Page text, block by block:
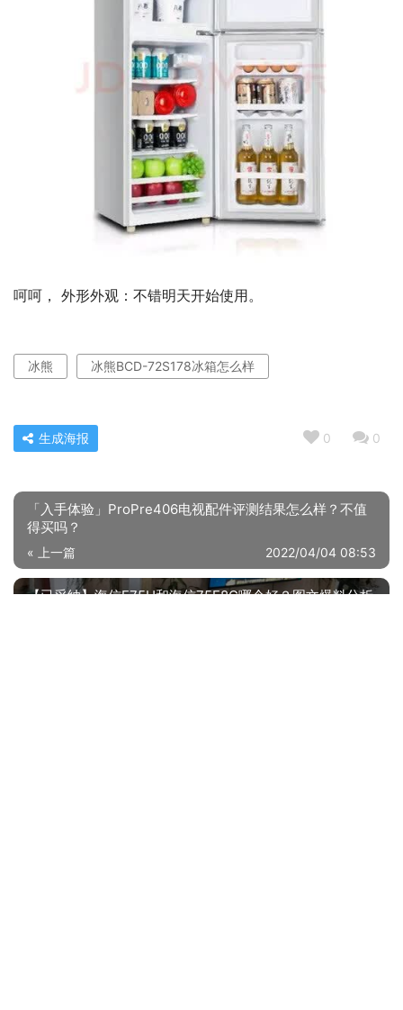
呵呵， 外形外观：不错明天开始使用。
冰熊 冰熊BCD-72S178冰箱怎么样
0 0
生成海报
「入手体验」ProPre406电视配件评测结果怎么样？不值
得买吗？
« 上一篇 2022/04/04 08:53
【已采纳】海信E75H和海信75E8G哪个好？图文爆料分析